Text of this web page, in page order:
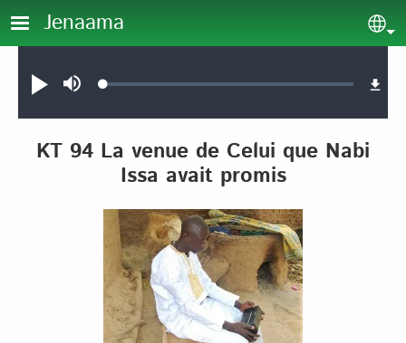
Aller au contenu principal
Jenaama
JouerSourdineLoaded:
KT 94 La venue de Celui que Nabi
Issa avait promis